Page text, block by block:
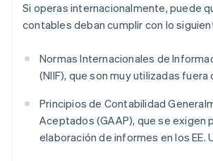
Si operas internacionalmente, puede
contables deban cumplir con lo
Normas Internacionales de
(NIIF), que son muy utilizadas fuera
Principios de Contabilidad
Aceptados (GAAP), que se exigen
elaboración de informes en los EE.